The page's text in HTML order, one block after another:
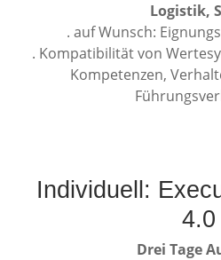
Logistik,
. auf Wunsch:
. Kompatibilität von
Kompetenzen,
Individuell:
4.0
Drei Tage